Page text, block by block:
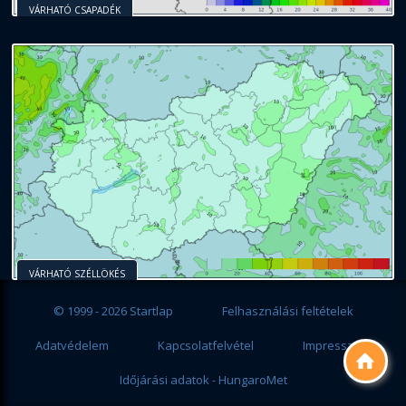

VÁRHATÓ CSAPADÉK
VÁRHATÓ SZÉLLÖKÉS
© 1999 - 2026 Startlap Felhasználási feltételek
Adatvédelem Kapcsolatfelvétel Impresszum
Időjárási adatok - HungaroMet